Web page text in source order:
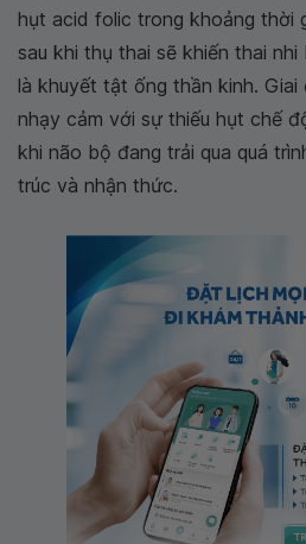
hụt acid folic trong khoảng thời
sau khi thụ thai sẽ khiến thai nhi
là khuyết tật ống thần kinh.
nhạy cảm với sự thiếu hụt chế
khi não bộ đang trải qua quá
trúc và nhận thức.